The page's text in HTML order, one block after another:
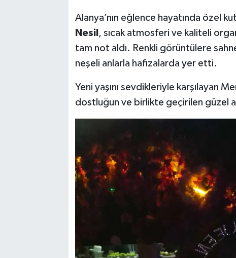
Alanya’nın eğlence hayatında özel
Nesil , sıcak atmosferi ve kaliteli
tam not aldı. Renkli görüntülere
neşeli anlarla hafızalarda yer etti.
Yeni yaşını sevdikleriyle karşılayan
dostluğun ve birlikte geçirilen güzel